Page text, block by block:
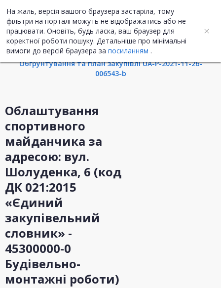
На жаль, версія вашого браузера застаріла, тому
фільтри на порталі можуть не відображатись або не
працювати. Оновіть, будь ласка, ваш браузер для
коректної роботи пошуку. Детальніше про мінімальні
вимоги до версій браузера за посиланням .
UA ENG
Інформація про закупівлю
Обгрунтування та план закупівлі UA-P-2021-11-26-
006543-b
Облаштування
спортивного
майданчика за
адресою: вул.
Шолуденка, 6 (код
ДК 021:2015
«Єдиний
закупівельний
словник» -
45300000-0
Будівельно-
монтажні роботи)